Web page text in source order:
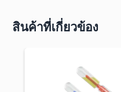
สินค้าที่เกี่ยวข้อง